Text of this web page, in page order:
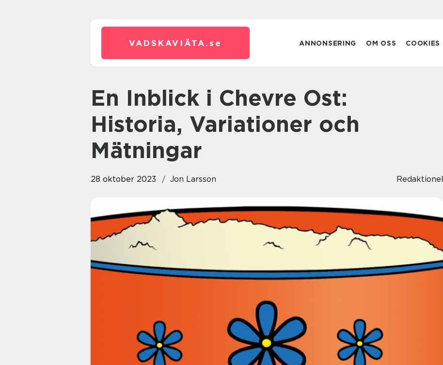
VADSKAVIÄTA. se ANNONSERING OM OSS COOKIES
En Inblick i Chevre Ost:
Historia, Variationer och
Mätningar
28 oktober 2023 Jon Larsson Redaktionel